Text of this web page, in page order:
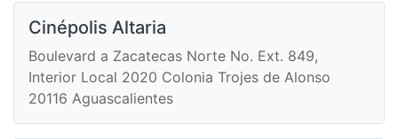
Cinépolis Altaria
Boulevard a Zacatecas Norte No. Ext. 849,
Interior Local 2020 Colonia Trojes de Alonso
20116 Aguascalientes